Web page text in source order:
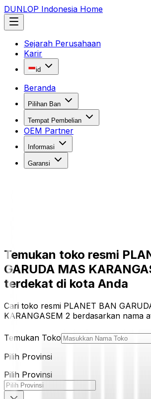
DUNLOP Indonesia Home
Sejarah Perusahaan
Karir
id
Beranda
Pilihan Ban
Tempat Pembelian
OEM Partner
Informasi
Garansi
Temukan toko resmi
GARUDA MAS
terdekat di kota Anda
Cari toko resmi PLANET BAN
KARANGASEM 2 berdasarkan nama
Temukan Toko
Pilih Provinsi
Pilih Provinsi